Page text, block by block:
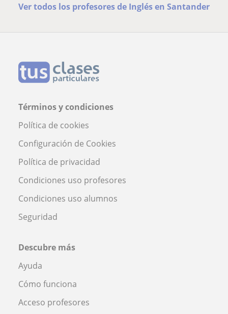
Ver todos los profesores de Inglés en Santander
Términos y condiciones
Política de cookies
Configuración de Cookies
Política de privacidad
Condiciones uso profesores
Condiciones uso alumnos
Seguridad
Descubre más
Ayuda
Cómo funciona
Acceso profesores